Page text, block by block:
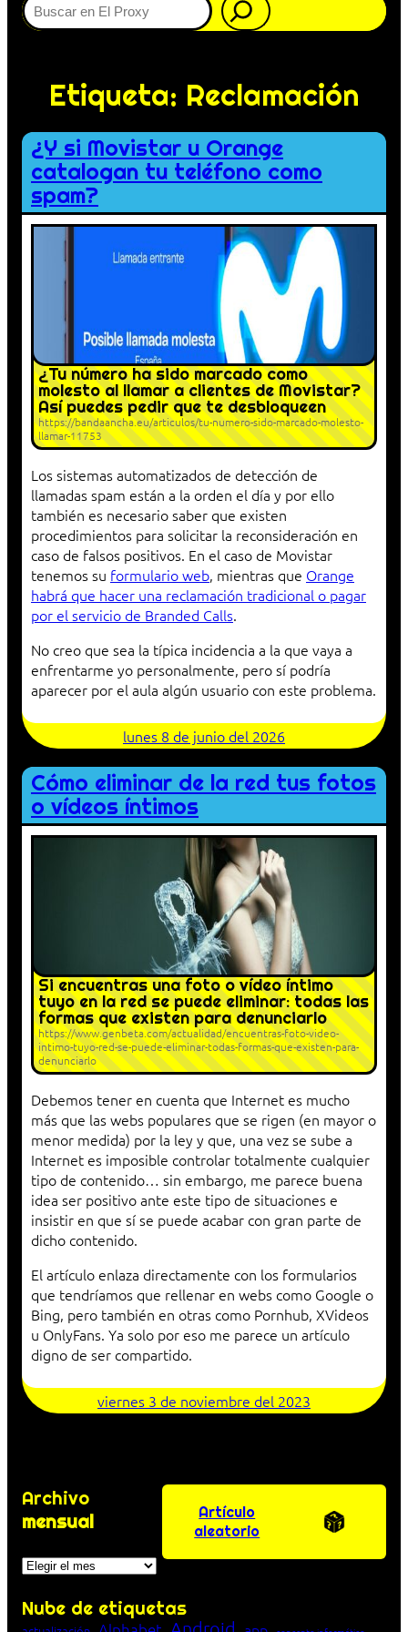
Etiqueta: Reclamación
¿Y si Movistar u Orange
catalogan tu teléfono como
spam?
¿Tu número ha sido marcado como
molesto al llamar a clientes de Movistar?
Así puedes pedir que te desbloqueen
https://bandaancha.eu/articulos/tu-numero-sido-marcado-molesto-
llamar-11753
Los sistemas automatizados de detección de
llamadas spam están a la orden el día y por ello
también es necesario saber que existen
procedimientos para solicitar la reconsideración en
caso de falsos positivos. En el caso de Movistar
tenemos su formulario web, mientras que Orange
habrá que hacer una reclamación tradicional o pagar
por el servicio de Branded Calls.
No creo que sea la típica incidencia a la que vaya a
enfrentarme yo personalmente, pero sí podría
aparecer por el aula algún usuario con este problema.
lunes 8 de junio del 2026
Cómo eliminar de la red tus fotos
o vídeos íntimos
Si encuentras una foto o vídeo íntimo
tuyo en la red se puede eliminar: todas las
formas que existen para denunciarlo
https://www.genbeta.com/actualidad/encuentras-foto-video-
intimo-tuyo-red-se-puede-eliminar-todas-formas-que-existen-para-
denunciarlo
Debemos tener en cuenta que Internet es mucho
más que las webs populares que se rigen (en mayor o
menor medida) por la ley y que, una vez se sube a
Internet es imposible controlar totalmente cualquier
tipo de contenido… sin embargo, me parece buena
idea ser positivo ante este tipo de situaciones e
insistir en que sí se puede acabar con gran parte de
dicho contenido.
El artículo enlaza directamente con los formularios
que tendríamos que rellenar en webs como Google o
Bing, pero también en otras como Pornhub, XVideos
u OnlyFans. Ya solo por eso me parece un artículo
digno de ser compartido.
viernes 3 de noviembre del 2023
Archivo
mensual
Archivos
Artículo
aleatorio
Nube de etiquetas